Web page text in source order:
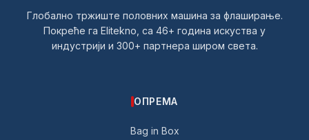
Глобално тржиште половних машина за флаширање.
Покреће га Elitekno, са 46+ година искуства у
индустрији и 300+ партнера широм света.
ОПРЕМА
Bag in Box